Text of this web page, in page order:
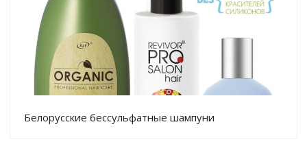
Белорусские бессульфатные шампуни